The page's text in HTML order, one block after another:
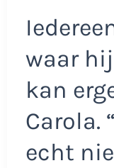
waar
kan
Carola.
echt